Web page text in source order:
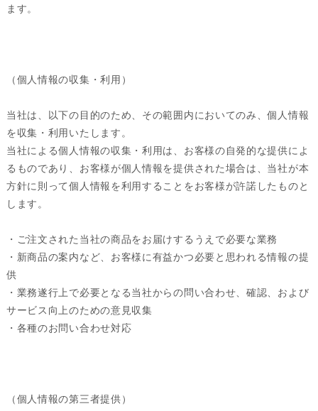
ます。
（個人情報の収集・利用）
当社は、以下の目的のため、その範囲内においてのみ、個人情報
を収集・利用いたします。
当社による個人情報の収集・利用は、お客様の自発的な提供によ
るものであり、お客様が個人情報を提供された場合は、当社が本
方針に則って個人情報を利用することをお客様が許諾したものと
します。
・ご注文された当社の商品をお届けするうえで必要な業務
・新商品の案内など、お客様に有益かつ必要と思われる情報の提
供
・業務遂行上で必要となる当社からの問い合わせ、確認、および
サービス向上のための意見収集
・各種のお問い合わせ対応
（個人情報の第三者提供）